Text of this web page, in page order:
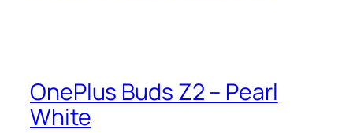
OnePlus Buds Z2 – Pearl
White